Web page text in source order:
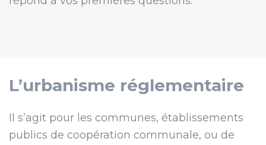
L’urbanisme réglementaire
Il s’agit pour les communes, établissements
publics de coopération communale, ou de